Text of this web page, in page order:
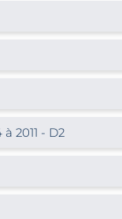
2011 - D2